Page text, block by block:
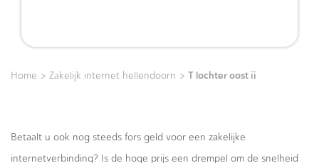
Home > Zakelijk internet hellendoorn > T lochter oost ii
Betaalt u ook nog steeds fors geld voor een zakelijke
internetverbinding? Is de hoge prijs een drempel om de snelheid